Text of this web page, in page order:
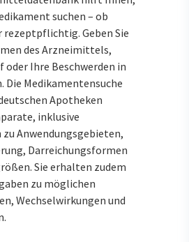
suchen – ob
Geben Sie
des Arzneimittels,
Ihre Beschwerden in
Die Medikamentensuche
Apotheken
inklusive
Anwendungsgebieten,
Darreichungsformen
Sie erhalten zudem
zu möglichen
Wechselwirkungen und